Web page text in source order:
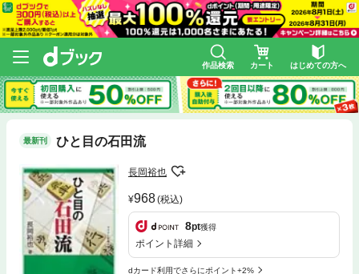
作品検索 カート はじめての方へ
最新刊 ひと目の石田流
長岡裕也
968(税込)
8pt獲得
ポイント詳細
dカード利用でさらにポイント+2%